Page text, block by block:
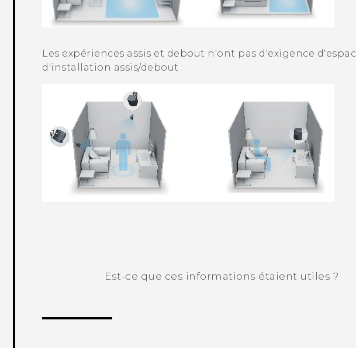
Les expériences assis et debout n'ont pas d'exigence
d'installation assis/debout :
Est-ce que ces informations étaient utiles ?